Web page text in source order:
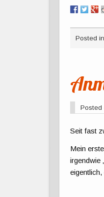
Posted in
Posted
Seit fast
Mein
irgendwie